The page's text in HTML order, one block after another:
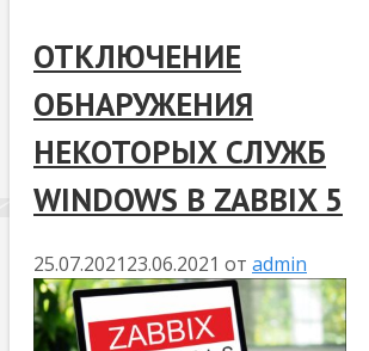
ОТКЛЮЧЕНИЕ
ОБНАРУЖЕНИЯ
НЕКОТОРЫХ СЛУЖБ
WINDOWS В ZABBIX 5
25.07.202123.06.2021 от admin